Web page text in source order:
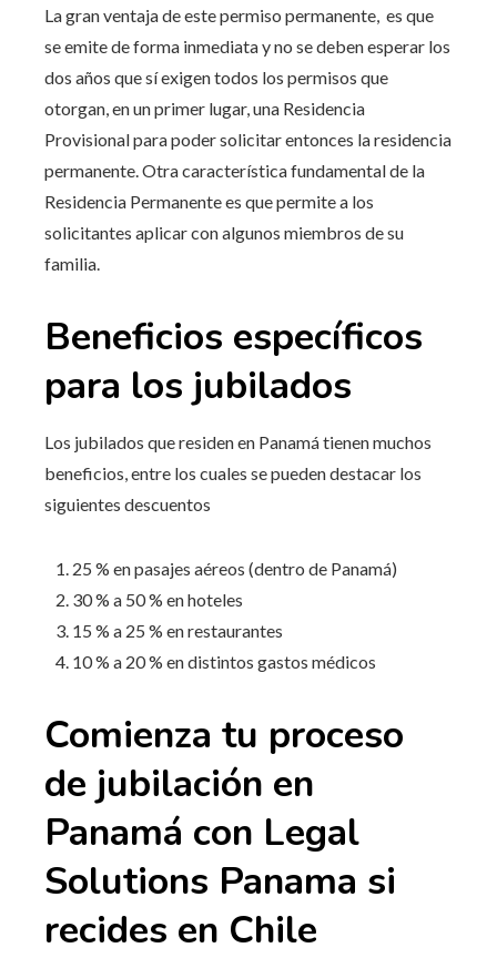
La gran ventaja de este permiso permanente, es que
se emite de forma inmediata y no se deben esperar los
dos años que sí exigen todos los permisos que
otorgan, en un primer lugar, una Residencia
Provisional para poder solicitar entonces la residencia
permanente. Otra característica fundamental de la
Residencia Permanente es que permite a los
solicitantes aplicar con algunos miembros de su
familia.
Beneficios específicos
para los jubilados
Los jubilados que residen en Panamá tienen muchos
beneficios, entre los cuales se pueden destacar los
siguientes descuentos
25 % en pasajes aéreos (dentro de Panamá)
30 % a 50 % en hoteles
15 % a 25 % en restaurantes
10 % a 20 % en distintos gastos médicos
Comienza tu proceso
de jubilación en
Panamá con Legal
Solutions Panama si
recides en Chile